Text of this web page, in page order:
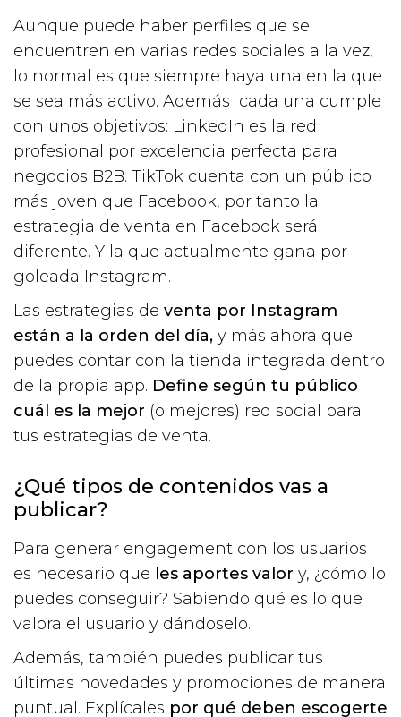
Aunque puede haber perfiles que se
encuentren en varias redes sociales a la vez,
lo normal es que siempre haya una en la que
se sea más activo. Además cada una cumple
con unos objetivos: LinkedIn es la red
profesional por excelencia perfecta para
negocios B2B. TikTok cuenta con un público
más joven que Facebook, por tanto la
estrategia de venta en Facebook será
diferente. Y la que actualmente gana por
goleada Instagram.
Las estrategias de venta por Instagram
están a la orden del día, y más ahora que
puedes contar con la tienda integrada dentro
de la propia app. Define según tu público
cuál es la mejor (o mejores) red social para
tus estrategias de venta.
¿Qué tipos de contenidos vas a
publicar?
Para generar engagement con los usuarios
es necesario que les aportes valor y, ¿cómo lo
puedes conseguir? Sabiendo qué es lo que
valora el usuario y dándoselo.
Además, también puedes publicar tus
últimas novedades y promociones de manera
puntual. Explícales por qué deben escogerte